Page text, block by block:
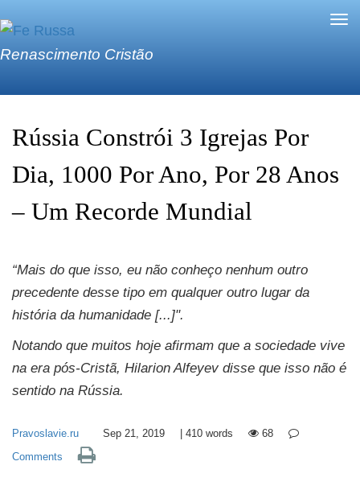
Renascimento Cristão
Rússia Constrói 3 Igrejas Por
Dia, 1000 Por Ano, Por 28 Anos
– Um Recorde Mundial
“Mais do que isso, eu não conheço nenhum outro
precedente desse tipo em qualquer outro lugar da
história da humanidade [...]".
Notando que muitos hoje afirmam que a sociedade vive
na era pós-Cristã, Hilarion Alfeyev disse que isso não é
sentido na Rússia.
Pravoslavie.ru Sep 21, 2019 410 words
68
Comments